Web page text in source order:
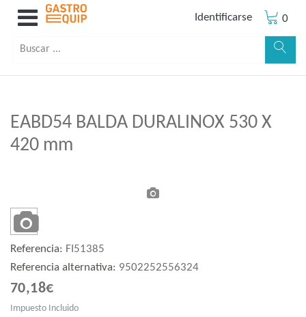
Identificarse 0
EABD54 BALDA DURALINOX 530 X
420 mm
Referencia: FI51385
Referencia alternativa: 9502252556324
70,18€
Impuesto Incluido